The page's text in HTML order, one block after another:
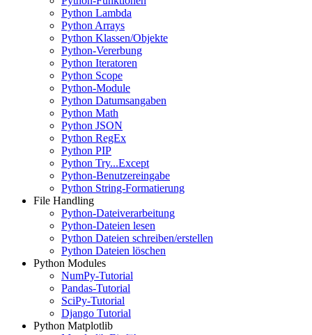
Python Lambda
Python Arrays
Python Klassen/Objekte
Python-Vererbung
Python Iteratoren
Python Scope
Python-Module
Python Datumsangaben
Python Math
Python JSON
Python RegEx
Python PIP
Python Try...Except
Python-Benutzereingabe
Python String-Formatierung
File Handling
Python-Dateiverarbeitung
Python-Dateien lesen
Python Dateien schreiben/erstellen
Python Dateien löschen
Python Modules
NumPy-Tutorial
Pandas-Tutorial
SciPy-Tutorial
Django Tutorial
Python Matplotlib